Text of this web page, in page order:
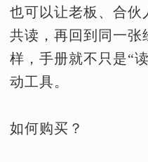
也可以让老板、合伙
共读，再回到同一张
样，手册就不只是“
动工具。
如何购买？